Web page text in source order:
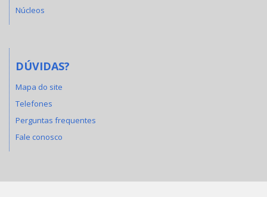
Núcleos
DÚVIDAS?
Mapa do site
Telefones
Perguntas frequentes
Fale conosco